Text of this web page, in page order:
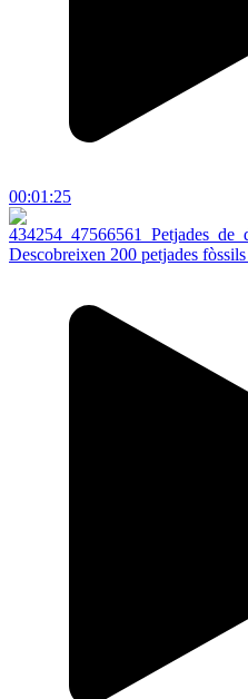
00:01:25
Descobreixen 200 petjades